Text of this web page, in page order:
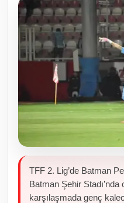
Sivil Toplum Kuruluşları
Kamu Kurumları ve Üst
Resmi Reklamlar
TFF 2. Lig’de Batman
Batman Şehir
karşılaşmada genç